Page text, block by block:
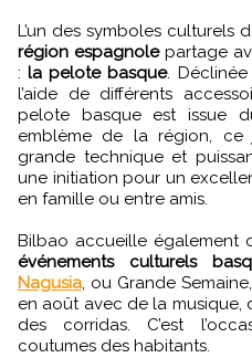
L’un des symboles culturels
région espagnolepartage
:la pelote basque.
l’aide de différents
pelote basque est issue
emblème de la région, ce
grande technique et
une initiation pour un
en famille ou entre amis.
Bilbao accueille également
événements culturels
Nagusia, ou Grande
en août avec de la musique,
des corridas. C’est
coutumes des habitants.